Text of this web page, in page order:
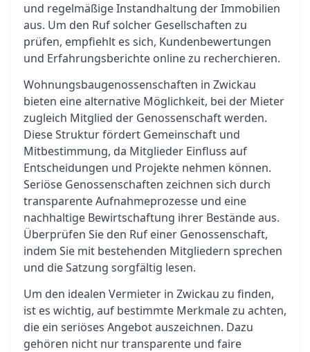
und regelmäßige Instandhaltung der Immobilien
aus. Um den Ruf solcher Gesellschaften zu
prüfen, empfiehlt es sich, Kundenbewertungen
und Erfahrungsberichte online zu recherchieren.
Wohnungsbaugenossenschaften in Zwickau
bieten eine alternative Möglichkeit, bei der Mieter
zugleich Mitglied der Genossenschaft werden.
Diese Struktur fördert Gemeinschaft und
Mitbestimmung, da Mitglieder Einfluss auf
Entscheidungen und Projekte nehmen können.
Seriöse Genossenschaften zeichnen sich durch
transparente Aufnahmeprozesse und eine
nachhaltige Bewirtschaftung ihrer Bestände aus.
Überprüfen Sie den Ruf einer Genossenschaft,
indem Sie mit bestehenden Mitgliedern sprechen
und die Satzung sorgfältig lesen.
Um den idealen Vermieter in Zwickau zu finden,
ist es wichtig, auf bestimmte Merkmale zu achten,
die ein seriöses Angebot auszeichnen. Dazu
gehören nicht nur transparente und faire